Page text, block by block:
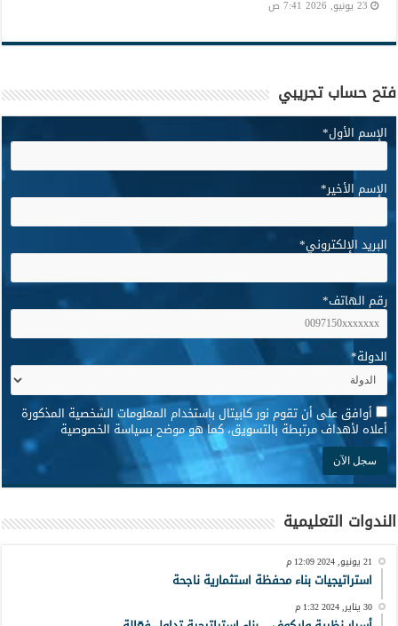
23 يونيو, 2026 7:41 ص
فتح حساب تجريبي
الإسم الأول*
الإسم الأخير*
البريد الإلكتروني*
رقم الهاتف*
الدولة*
* أوافق على أن تقوم نور كابيتال باستخدام المعلومات الشخصية المذكورة
أعلاه لأهداف مرتبطة بالتسويق، كما هو موضح بسياسة الخصوصية
الندوات التعليمية
21 يونيو, 2024 12:09 م
استراتيجيات بناء محفظة استثمارية ناجحة
30 يناير, 2024 1:32 م